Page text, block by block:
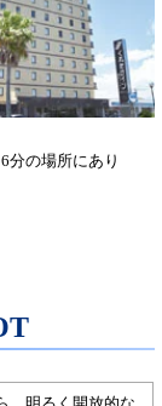
分の場所にあり